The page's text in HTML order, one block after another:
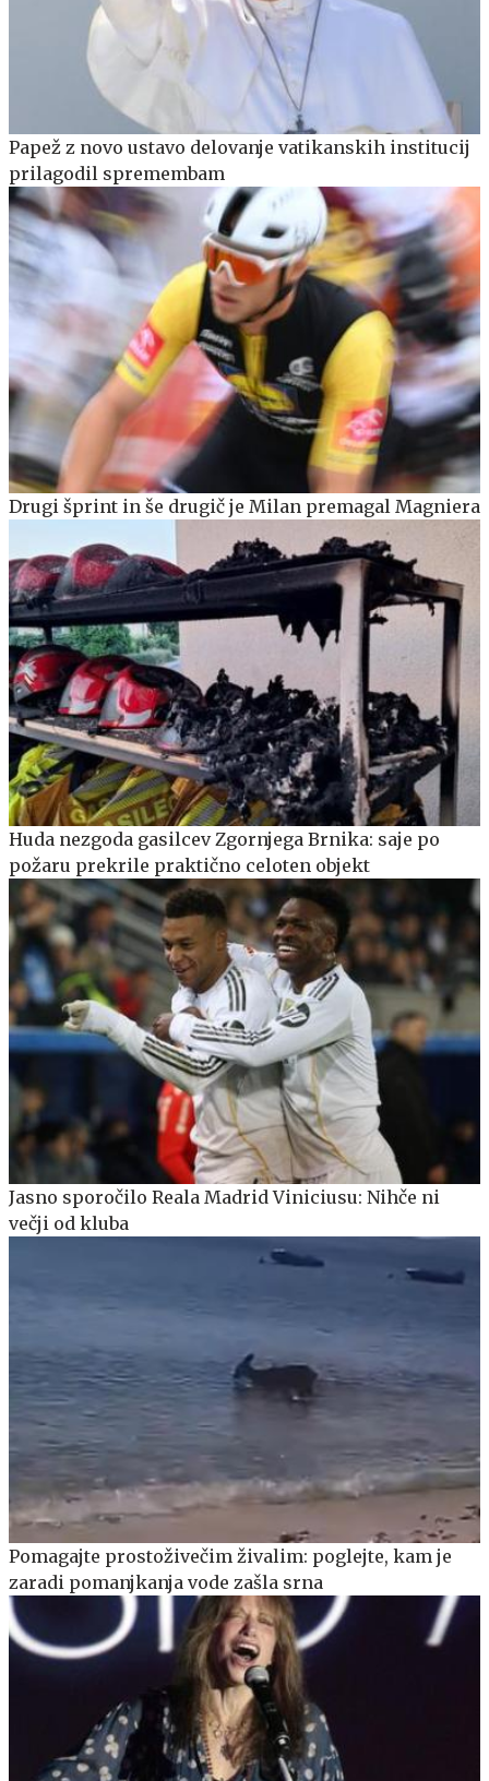
Papež z novo ustavo delovanje vatikanskih institucij
prilagodil spremembam
Drugi šprint in še drugič je Milan premagal Magniera
Huda nezgoda gasilcev Zgornjega Brnika: saje po
požaru prekrile praktično celoten objekt
Jasno sporočilo Reala Madrid Viniciusu: Nihče ni
večji od kluba
Pomagajte prostoživečim živalim: poglejte, kam je
zaradi pomanjkanja vode zašla srna